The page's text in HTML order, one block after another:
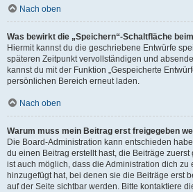
Nach oben
Was bewirkt die „Speichern“-Schaltfläche
Hiermit kannst du die geschriebene Entwürfe
späteren Zeitpunkt vervollständigen und
kannst du mit der Funktion „Gespeicherte
persönlichen Bereich erneut laden.
Nach oben
Warum muss mein Beitrag erst freigegeben
Die Board-Administration kann entschieden
du einen Beitrag erstellt hast, die Beiträge
ist auch möglich, dass die Administration dich zu
hinzugefügt hat, bei denen sie die Beiträge erst
auf der Seite sichtbar werden. Bitte kontaktiere